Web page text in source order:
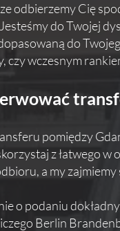
odbierzemy Cię
Jesteśmy do Twojej
do
czy wczesnym
pomiędzy
z łatwego
a my zajmiemy
o podaniu
Berlin